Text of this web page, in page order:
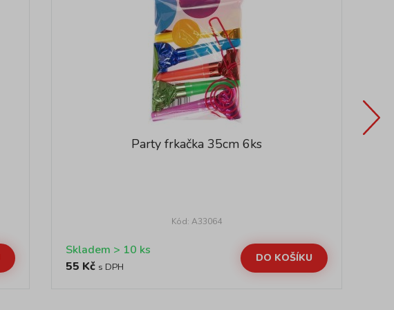
Party frkačka 35cm 6ks
Kód: A33064
Skladem > 10 ks
55 Kč s DPH
DO KOŠÍKU